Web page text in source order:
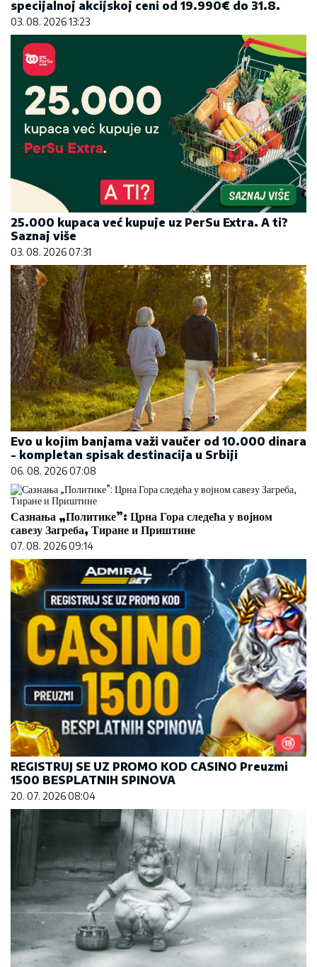
specijalnoj akcijskoj ceni od 19.990€ do 31.8.
03. 08. 2026 13:23
25.000 kupaca već kupuje uz PerSu Extra. A ti?
Saznaj više
03. 08. 2026 07:31
Evo u kojim banjama važi vaučer od 10.000 dinara
- kompletan spisak destinacija u Srbiji
06. 08. 2026 07:08
Сазнања „Политике”: Црна Гора следећа у војном
савезу Загреба, Тиране и Приштине
07. 08. 2026 09:14
REGISTRUJ SE UZ PROMO KOD CASINO Preuzmi
1500 BESPLATNIH SPINOVA
20. 07. 2026 08:04